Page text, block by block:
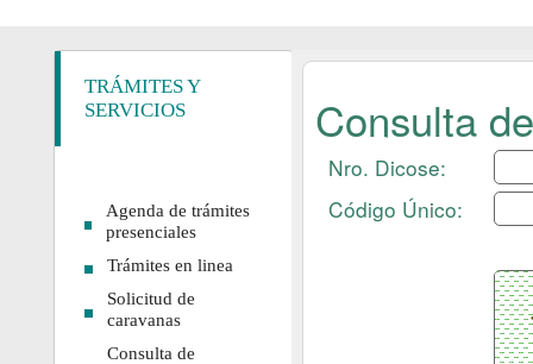
TRÁMITES Y
SERVICIOS
Agenda de trámites
presenciales
Trámites en linea
Solicitud de
caravanas
Consulta de